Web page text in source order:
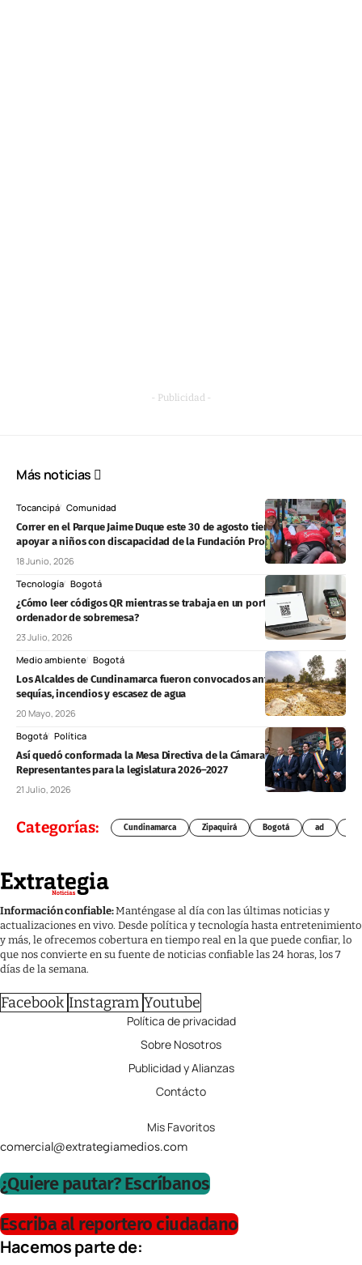
- Publicidad -
Más noticias
Tocancipá Comunidad
Correr en el Parque Jaime Duque este 30 de agosto tiene un propósito:
apoyar a niños con discapacidad de la Fundación Proyecto Unión
18 Junio, 2026
Tecnología Bogotá
¿Cómo leer códigos QR mientras se trabaja en un portátil o un
ordenador de sobremesa?
23 Julio, 2026
Medio ambiente Bogotá
Los Alcaldes de Cundinamarca fueron convocados ante amenaza de
sequías, incendios y escasez de agua
20 Mayo, 2026
Bogotá Política
Así quedó conformada la Mesa Directiva de la Cámara de
Representantes para la legislatura 2026–2027
21 Julio, 2026
Categorías: Cundinamarca Zipaquirá Bogotá ad
Información confiable:Manténgase al día con las últimas noticias y
actualizaciones en vivo. Desde política y tecnología hasta entretenimiento
y más, le ofrecemos cobertura en tiempo real en la que puede confiar, lo
que nos convierte en su fuente de noticias confiable las 24 horas, los 7
días de la semana.
Facebook Instagram Youtube
Política de privacidad
Sobre Nosotros
Publicidad y Alianzas
Contácto
Mis Favoritos
comercial@extrategiamedios.com
¿Quiere pautar? Escríbanos
Escriba al reportero ciudadano
Hacemos parte de: